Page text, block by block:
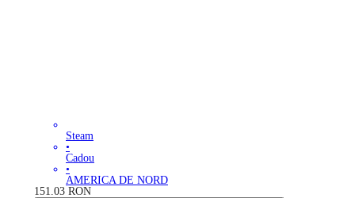
Steam
•
Cadou
•
AMERICA DE NORD
151.03 RON